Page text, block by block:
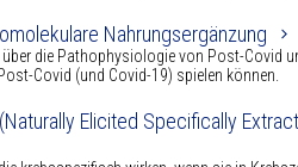
Nahrungsergänzung
über die Pathophysiologie von Post-Covid
Covid (und Covid-19) spielen können.
Elicited Specifically